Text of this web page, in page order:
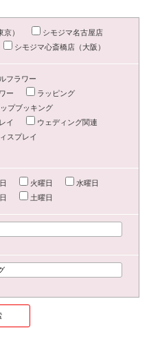
）
シモジマ名古屋店
シモジマ心斎橋店（大阪）
フラワー
ー
ラッピング
プブッキング
イ
ウェディング関連
スプレイ
火曜日
水曜日
土曜日